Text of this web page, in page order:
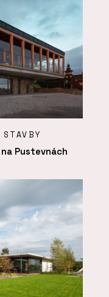
Pustevnách